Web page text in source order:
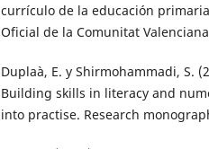
currículo de la educación
Oficial de la Comunitat
Duplaà, E. y Shirmohammadi, S.
Building skills in literacy and
into practise. Research